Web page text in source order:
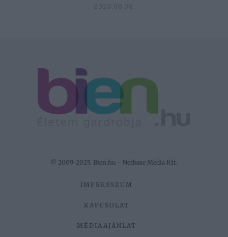
© 2009-2025. Bien.hu - Netbase Media Kft.
IMPRESSZUM
KAPCSOLAT
MÉDIAAJÁNLAT